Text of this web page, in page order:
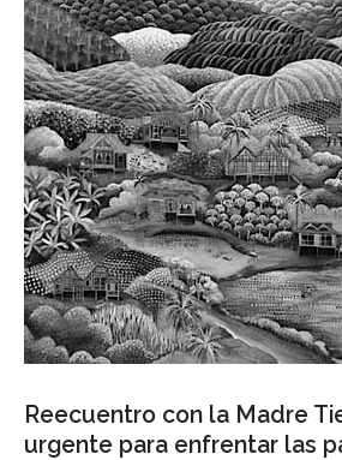
Reecuentro con la Madre
urgente para enfrentar las